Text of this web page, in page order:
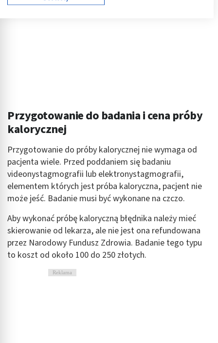
Przygotowanie do badania i cena próby
kalorycznej
Przygotowanie do próby kalorycznej nie wymaga od
pacjenta wiele. Przed poddaniem się badaniu
videonystagmografii lub elektronystagmografii,
elementem których jest próba kaloryczna, pacjent nie
może jeść. Badanie musi być wykonane na czczo.
Aby wykonać próbę kaloryczną błędnika należy mieć
skierowanie od lekarza, ale nie jest ona refundowana
przez Narodowy Fundusz Zdrowia. Badanie tego typu
to koszt od około 100 do 250 złotych.
Reklama
Cele przetwarzania IAB:
spersonalizowanych reklam
Tworzenie profili w celu personalizacji treści
Wykorzystywanie profili w celu doboru
spersonalizowanych treści
Pomiar efektywności reklam
Pomiar efektywności treści
Rozumienie odbiorców dzięki statystyce lub
kombinacji danych z różnych źródeł
Rozwój i ulepszanie usług
Wykorzystywanie ograniczonych danych do
wyboru treści